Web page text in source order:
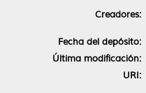
Creadores:
Fecha del depósito:
Última modificación:
URI: